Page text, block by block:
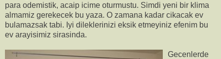
para odemistik, acaip icime oturmustu. Simdi yeni bir klima
almamiz gerekecek bu yaza. O zamana kadar cikacak ev
bulamazsak tabi. Iyi dileklerinizi eksik etmeyiniz efenim bu
ev arayisimiz sirasinda.
Gecenlerde